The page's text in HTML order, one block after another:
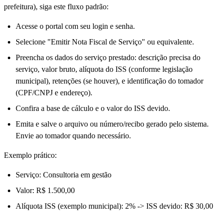
prefeitura), siga este fluxo padrão:
Acesse o portal com seu login e senha.
Selecione "Emitir Nota Fiscal de Serviço" ou equivalente.
Preencha os dados do serviço prestado: descrição precisa do
serviço, valor bruto, alíquota do ISS (conforme legislação
municipal), retenções (se houver), e identificação do tomador
(CPF/CNPJ e endereço).
Confira a base de cálculo e o valor do ISS devido.
Emita e salve o arquivo ou número/recibo gerado pelo sistema.
Envie ao tomador quando necessário.
Exemplo prático:
Serviço: Consultoria em gestão
Valor: R$ 1.500,00
Alíquota ISS (exemplo municipal): 2% -> ISS devido: R$ 30,00